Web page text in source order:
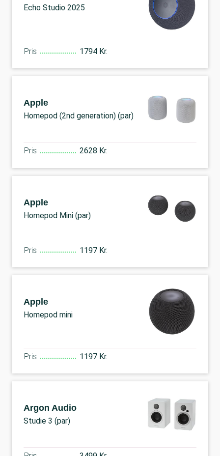
Echo Studio 2025
Pris 1794 Kr.
Apple
Homepod (2nd generation) (par)
Pris 2628 Kr.
Apple
Homepod Mini (par)
Pris 1197 Kr.
Apple
Homepod mini
Pris 1197 Kr.
Argon Audio
Studie 3 (par)